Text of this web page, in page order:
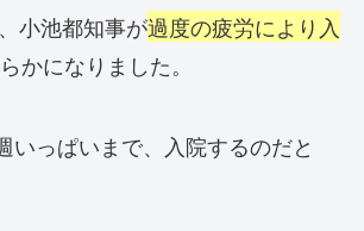
小池都知事が過度の疲労により入
かになりました。
いっぱいまで、入院するのだと